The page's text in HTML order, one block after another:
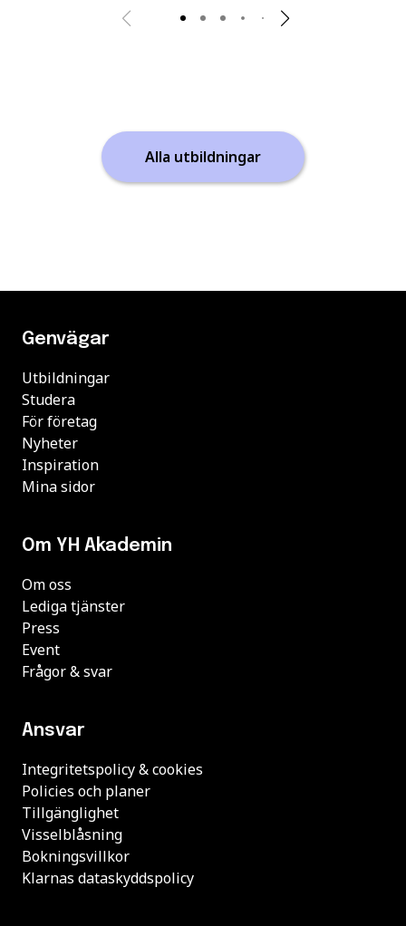
Alla utbildningar
Genvägar
Utbildningar
Studera
För företag
Nyheter
Inspiration
Mina sidor
Om YH Akademin
Om oss
Lediga tjänster
Press
Event
Frågor & svar
Ansvar
Integritetspolicy & cookies
Policies och planer
Tillgänglighet
Visselblåsning
Bokningsvillkor
Klarnas dataskyddspolicy